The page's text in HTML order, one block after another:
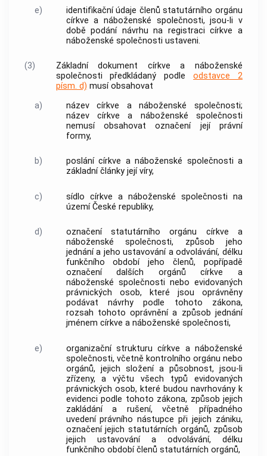
e) identifikační údaje členů statutárního orgánu
církve a náboženské společnosti, jsou-li v
době podání návrhu na registracicírkve a
náboženské společnosti ustaveni.
(3) Základní dokument církve a náboženské
společnosti předkládaný podleodstavce 2
písm. d) musí obsahovat
a)
názevcírkve a náboženské společnosti;
název církve a náboženské společnosti
nemusí obsahovat označení její právní
formy,
b) poslánícírkve a náboženské společnosti a
základní články její víry,
c) sídlo církve a náboženské společnosti na
území České republiky,
d) označení statutárního orgánu církve a
náboženské společnosti, způsob jeho
jednání a jeho ustavování a odvolávání, délku
funkčního období jeho členů, popřípadě
označení dalších orgánůcírkve a
náboženské společnosti nebo evidovaných
právnických osob, které jsou oprávněny
podávat návrhy podle tohoto zákona,
rozsah tohoto oprávnění a způsob jednání
jménem církve a náboženské společnosti,
e) organizační strukturucírkve a náboženské
společnosti, včetně kontrolního orgánu nebo
orgánů, jejich složení a působnost, jsou-li
zřízeny, a výčtu všech typů evidovaných
právnických osob, které budou navrhovány k
evidenci podle tohoto zákona, způsob jejich
zakládání a rušení, včetně případného
uvedení právního nástupce při jejich zániku,
označení jejich statutárních orgánů, způsob
jejich ustavování a odvolávání, délku
funkčního období členů statutárních orgánů,